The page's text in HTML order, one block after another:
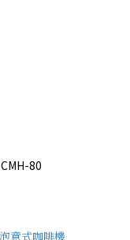
德國寶迷你手壓咖啡泡茶機 CMH-80